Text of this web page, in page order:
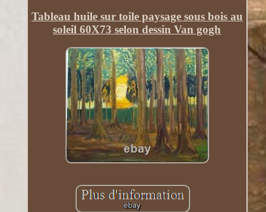
Tableau huile sur toile paysage sous bois au
soleil 60X73 selon dessin Van gogh